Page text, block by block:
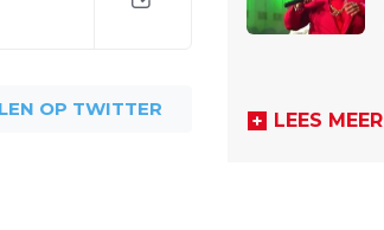
OP TWITTER
LEES MEER